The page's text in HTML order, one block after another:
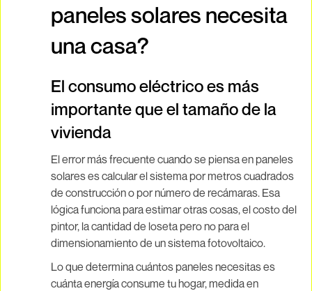
paneles solares necesita
una casa?
El consumo eléctrico es más
importante que el tamaño de la
vivienda
El error más frecuente cuando se piensa en paneles
solares es calcular el sistema por metros cuadrados
de construcción o por número de recámaras. Esa
lógica funciona para estimar otras cosas, el costo del
pintor, la cantidad de loseta pero no para el
dimensionamiento de un sistema fotovoltaico.
Lo que determina cuántos paneles necesitas es
cuánta energía consume tu hogar, medida en